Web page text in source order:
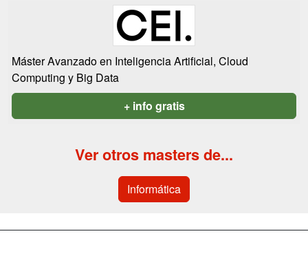
Máster Avanzado en Inteligencia Artificial, Cloud
Computing y Big Data
+ info gratis
Ver otros masters de...
Informática